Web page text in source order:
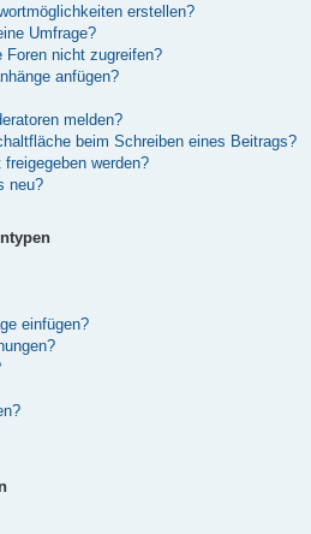
erstellen?
Umfrage?
nicht zugreifen?
anfügen?
melden?
beim Schreiben eines Beitrags?
werden?
neu?
einfügen?